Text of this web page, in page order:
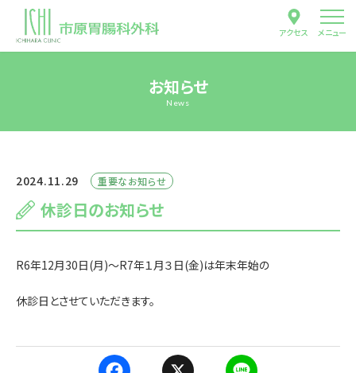
アクセス メニュー
お知らせ
News
2024.11.29 重要なお知らせ
休診日のお知らせ
R6年12月30日(月)～R7年１月３日(金)は年末年始の
休診日とさせていただきます。